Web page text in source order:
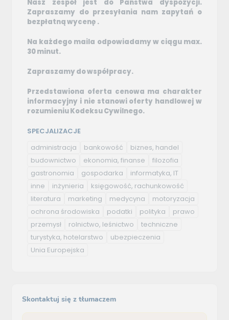
Nasz zespół jest do Państwa dyspozycji.
Zapraszamy do przesyłania nam zapytań o
bezpłatną wycenę .
Na każdego maila odpowiadamy w ciągu max.
30 minut.
Zapraszamy do współpracy.
Przedstawiona oferta cenowa ma charakter
informacyjny i nie stanowi oferty handlowej w
rozumieniu Kodeksu Cywilnego.
SPECJALIZACJE
administracja
bankowość
biznes, handel
budownictwo
ekonomia, finanse
filozofia
gastronomia
gospodarka
informatyka, IT
inne
inżynieria
księgowość, rachunkowość
literatura
marketing medycyna
motoryzacja
ochrona środowiska
podatki polityka
prawo
przemysł
rolnictwo, leśnictwo
techniczne
turystyka, hotelarstwo
ubezpieczenia
Unia Europejska
Skontaktuj się z tłumaczem